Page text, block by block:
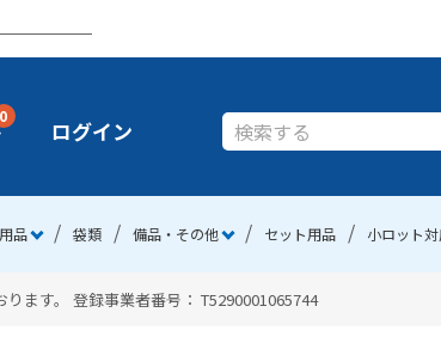
0
ログイン
品 袋類 備品・その他 セット用品 小ロット
ます。 登録事業者番号： T5290001065744